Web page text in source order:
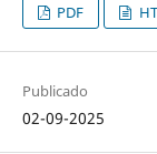
PDF
Publicado
02-09-2025